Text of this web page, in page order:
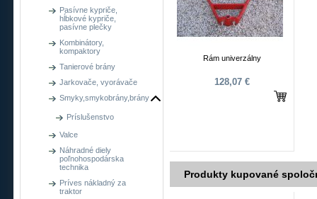
Pasívne kypriče,
hĺbkové kypriče,
pasívne plečky
Kombinátory,
kompaktory
Tanierové brány
Jarkovače, vyorávače
Smyky,smykobrány,brány
Príslušenstvo
Valce
Náhradné diely
poľnohospodárska
technika
Príves nákladný za
traktor
Rám univerzálny
128,07 €
Produkty kupované